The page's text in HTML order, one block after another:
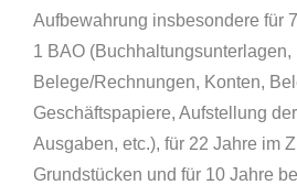
Aufbewahrung insbesondere für
1 BAO (Buchhaltungsunterlagen,
Belege/Rechnungen, Konten,
Geschäftspapiere, Aufstellung
Ausgaben, etc.), für 22 Jahre im
Grundstücken und für 10 Jahre